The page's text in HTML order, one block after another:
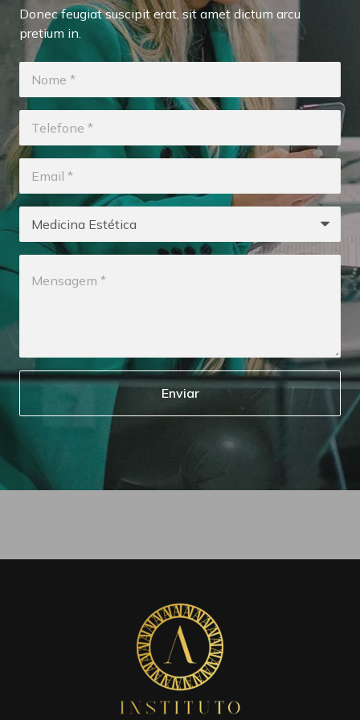
Donec feugiat suscipit erat, sit amet dictum arcu
pretium in.
Enviar